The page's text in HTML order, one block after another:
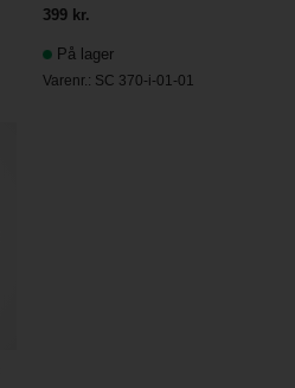
399 kr.
På lager
Varenr.: SC 370-i-01-01